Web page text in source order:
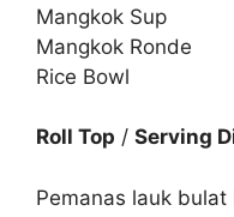
Mangkok Sup
Mangkok Ronde
Rice Bowl
Roll Top / Serving
Pemanas lauk